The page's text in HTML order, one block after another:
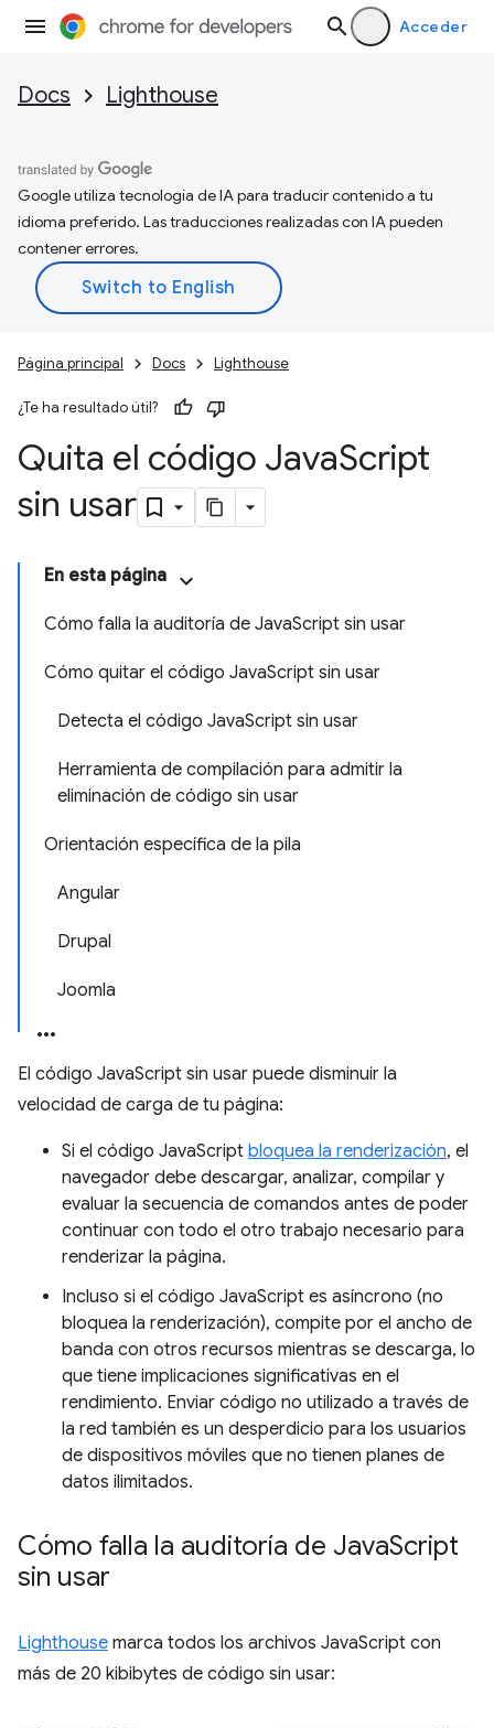
Acceder
Docs Lighthouse
Google utiliza tecnología de IA para traducir contenido a tu
idioma preferido. Las traducciones realizadas con IA pueden
contener errores.
Página principal Docs Lighthouse
¿Te ha resultado útil?
Quita el código JavaScript
sin usar
En esta página
Cómo falla la auditoría de JavaScript sin usar
Cómo quitar el código JavaScript sin usar
Detecta el código JavaScript sin usar
Herramienta de compilación para admitir la
eliminación de código sin usar
Orientación específica de la pila
Angular
Drupal
Joomla
El código JavaScript sin usar puede disminuir la
velocidad de carga de tu página:
Si el código JavaScript bloquea la renderización, el
navegador debe descargar, analizar, compilar y
evaluar la secuencia de comandos antes de poder
continuar con todo el otro trabajo necesario para
renderizar la página.
Incluso si el código JavaScript es asíncrono (no
bloquea la renderización), compite por el ancho de
banda con otros recursos mientras se descarga, lo
que tiene implicaciones significativas en el
rendimiento. Enviar código no utilizado a través de
la red también es un desperdicio para los usuarios
de dispositivos móviles que no tienen planes de
datos ilimitados.
Cómo falla la auditoría de JavaScript
sin usar
Lighthouse marca todos los archivos JavaScript con
más de 20 kibibytes de código sin usar: